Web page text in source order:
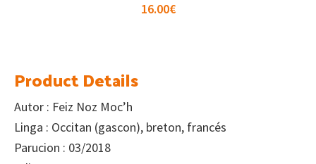
16.00€
Product Details
Autor : Feiz Noz Moc’h
Linga : Occitan (gascon), breton, francés
Parucion : 03/2018